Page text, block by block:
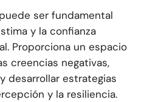
ser fundamental
y la confianza
Proporciona un espacio
creencias negativas,
desarrollar estrategias
y la resiliencia.